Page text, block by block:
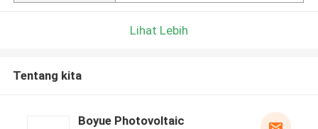
Lihat Lebih
Tentang kita
Boyue Photovoltaic